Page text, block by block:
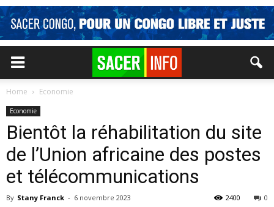
Home Economie
Economie
Bientôt la réhabilitation du site
de l’Union africaine des postes
et télécommunications
By Stany Franck - 6 novembre 2023 0
2400